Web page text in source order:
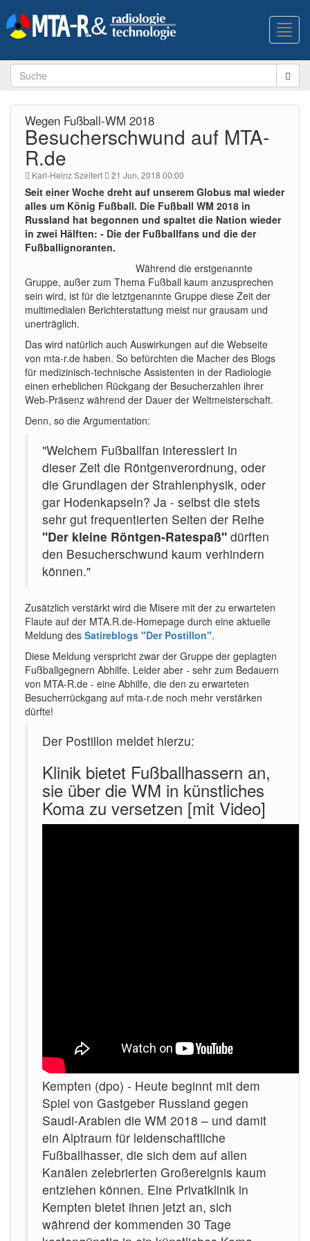
Wegen Fußball-WM 2018
Besucherschwund auf MTA-
R.de
Karl-Heinz Szeifert 21 Jun, 2018 00:00
Seit einer Woche dreht auf unserem Globus mal wieder
alles um König Fußball. Die Fußball WM 2018 in
Russland hat begonnen und spaltet die Nation wieder
in zwei Hälften: - Die der Fußballfans und die der
Fußballignoranten.
Während die erstgenannte
Gruppe, außer zum Thema Fußball kaum anzusprechen
sein wird, ist für die letztgenannte Gruppe diese Zeit der
multimedialen Berichterstattung meist nur grausam und
unerträglich.
Das wird natürlich auch Auswirkungen auf die Webseite
von mta-r.de haben. So befürchten die Macher des Blogs
für medizinisch-technische Assistenten in der Radiologie
einen erheblichen Rückgang der Besucherzahlen ihrer
Web-Präsenz während der Dauer der Weltmeisterschaft.
Denn, so die Argumentation:
"Welchem Fußballfan interessiert in
dieser Zeit die Röntgenverordnung, oder
die Grundlagen der Strahlenphysik, oder
gar Hodenkapseln? Ja - selbst die stets
sehr gut frequentierten Seiten der Reihe
"Der kleine Röntgen-Ratespaß" dürften
den Besucherschwund kaum verhindern
können."
Zusätzlich verstärkt wird die Misere mit der zu erwarteten
Flaute auf der MTA.R.de-Homepage durch eine aktuelle
Meldung des Satireblogs "Der Postillon".
Diese Meldung verspricht zwar der Gruppe der geplagten
Fußballgegnern Abhilfe. Leider aber - sehr zum Bedauern
von MTA-R.de - eine Abhilfe, die den zu erwarteten
Besucherrückgang auf mta-r.de noch mehr verstärken
dürfte!
Der Postillon meldet hierzu:
Klinik bietet Fußballhassern an,
sie über die WM in künstliches
Koma zu versetzen [mit Video]
Kempten (dpo) - Heute beginnt mit dem
Spiel von Gastgeber Russland gegen
Saudi-Arabien die WM 2018 – und damit
ein Alptraum für leidenschaftliche
Fußballhasser, die sich dem auf allen
Kanälen zelebrierten Großereignis kaum
entziehen können. Eine Privatklinik in
Kempten bietet ihnen jetzt an, sich
während der kommenden 30 Tage